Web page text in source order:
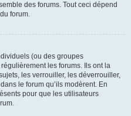
des forums. Tout ceci dépend
forum.
(ou des groupes
les forums. Ils ont la
les verrouiller, les déverrouiller,
le forum qu’ils modèrent. En
pour que les utilisateurs